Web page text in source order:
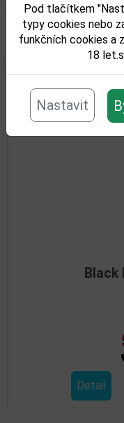
Pod tlačítkem
typy cookies nebo
funkčních cookies a
18
Nastavit
Objem obalu (L):
Související
Black
Detail